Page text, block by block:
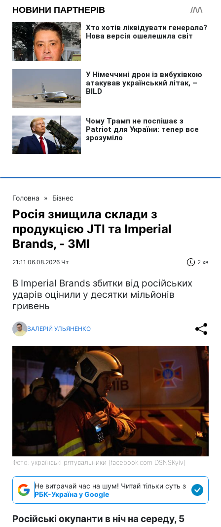
Головна » Бізнес
Росія знищила склади з
продукцією JTI та Imperial
Brands, - ЗМІ
21:11 06.08.2026 Чт 2 хв
В Imperial Brands збитки від російських
ударів оцінили у десятки мільйонів
гривень
ВАЛЕРІЙ УЛЬЯНЕНКО
Фото: українські рятувальники (facebook.com DSNSKyiv)
Не витрачай час на шум! Читай тільки суть з
РБК-Україна у Google
Російські окупанти в ніч на середу, 5